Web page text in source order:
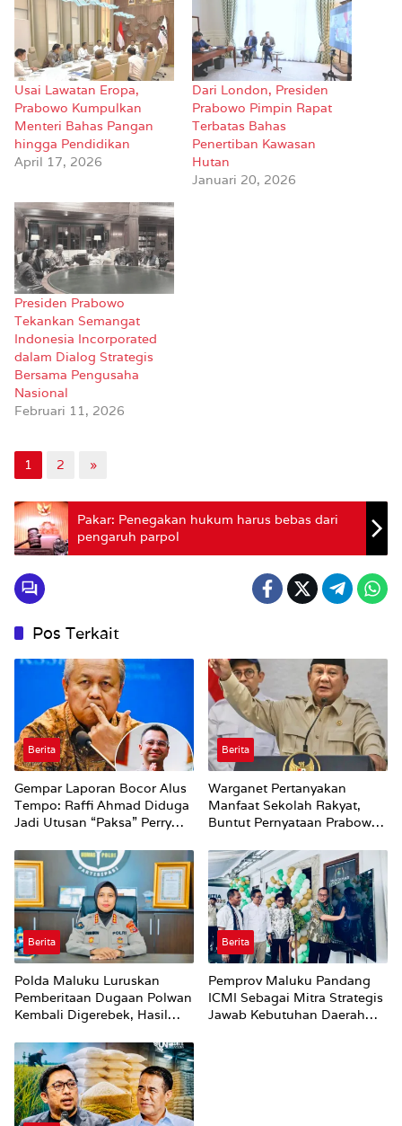
Usai Lawatan Eropa,
Prabowo Kumpulkan
Menteri Bahas Pangan
hingga Pendidikan
April 17, 2026
Dari London, Presiden
Prabowo Pimpin Rapat
Terbatas Bahas
Penertiban Kawasan
Hutan
Januari 20, 2026
Presiden Prabowo
Tekankan Semangat
Indonesia Incorporated
dalam Dialog Strategis
Bersama Pengusaha
Nasional
Februari 11, 2026
1 2 »
Pakar: Penegakan hukum harus bebas dari
pengaruh parpol
Pos Terkait
Berita
Gempar Laporan Bocor Alus
Tempo: Raffi Ahmad Diduga
Jadi Utusan “Paksa” Perry
Berita
Warganet Pertanyakan
Manfaat Sekolah Rakyat,
Buntut Pernyataan Prabowo
dari Sekolah
Berita
Polda Maluku Luruskan
Pemberitaan Dugaan Polwan
Kembali Digerebek, Hasil
Pria Lain di Dalam Kamar
Berita
Pemprov Maluku Pandang
ICMI Sebagai Mitra Strategis
Jawab Kebutuhan Daerah